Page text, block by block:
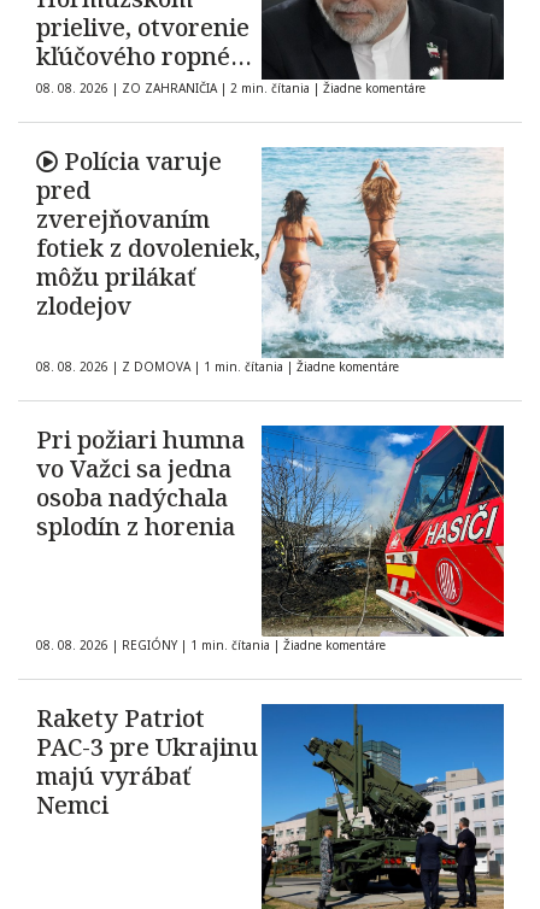
prielive, otvorenie
kľúčového ropného
koridoru ostáva
neisté
08. 08. 2026 | ZO ZAHRANIČIA | 2 min. čítania | Žiadne komentáre
Polícia varuje
pred
zverejňovaním
fotiek z dovoleniek,
môžu prilákať
zlodejov
08. 08. 2026 | Z DOMOVA | 1 min. čítania | Žiadne komentáre
Pri požiari humna
vo Važci sa jedna
osoba nadýchala
splodín z horenia
08. 08. 2026 | REGIÓNY | 1 min. čítania | Žiadne komentáre
Rakety Patriot
PAC-3 pre Ukrajinu
majú vyrábať
Nemci